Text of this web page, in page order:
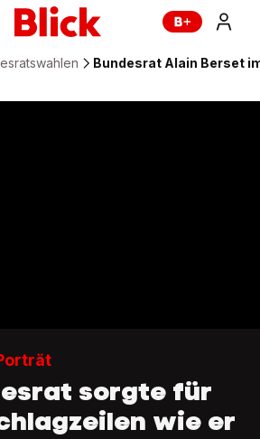
Bundesrat Alain Berset
sorgte für
wie er